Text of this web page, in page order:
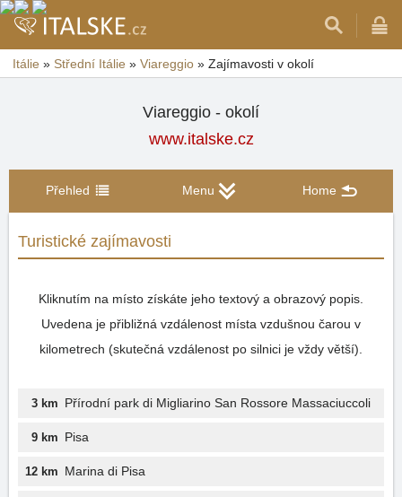
Itálie » Střední Itálie » Viareggio » Zajímavosti v okolí
Viareggio - okolí
www.italske.cz
Přehled Menu Home
Turistické zajímavosti
Kliknutím na místo získáte jeho textový a obrazový popis.
Uvedena je přibližná vzdálenost místa vzdušnou čarou v
kilometrech (skutečná vzdálenost po silnici je vždy větší).
3 km Přírodní park di Migliarino San Rossore Massaciuccoli
9 km Pisa
12 km Marina di Pisa